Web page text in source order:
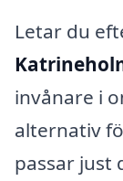
Letar du
invånare i
alternativ
passar just